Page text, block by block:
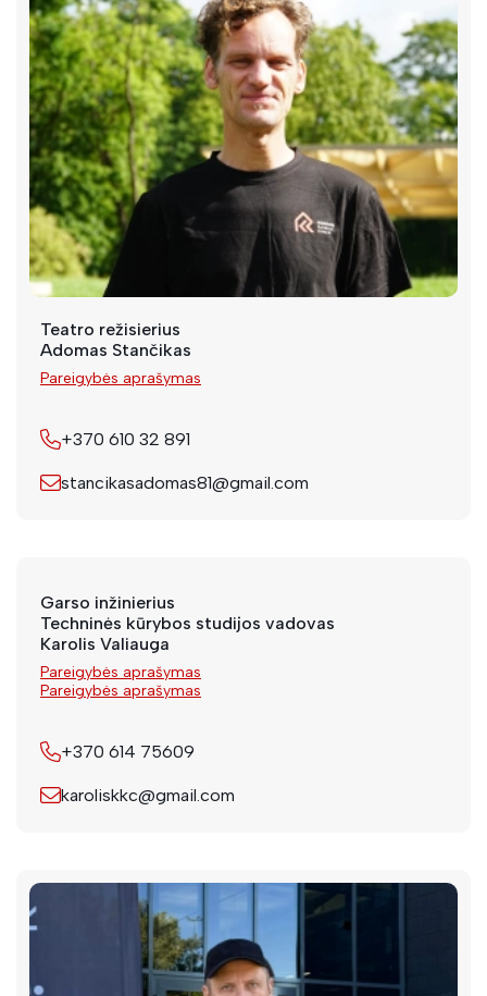
Teatro režisierius
Adomas Stančikas
Pareigybės aprašymas
+370 610 32 891
stancikasadomas81@gmail.com
Garso inžinierius
Techninės kūrybos studijos vadovas
Karolis Valiauga
Pareigybės aprašymas
Pareigybės aprašymas
+370 614 75609
karoliskkc@gmail.com